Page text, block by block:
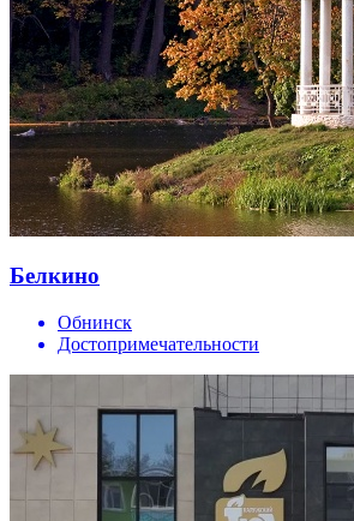
Белкино
Обнинск
Достопримечательности